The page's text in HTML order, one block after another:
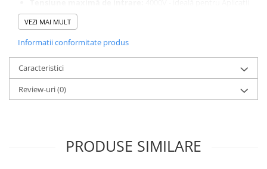
Tehnice Exigente.
Timp de acumulare:
Structură:mufă BNC pentru conectare rapidă și sigură.
Fiabilitate și Conectivitate
Construită pentru stabilitate și precizie, sonda GE.3421 dispune
de o
impedanță de intrare de 100MΩ - C: 5pF
măsurători exacte fără a perturba circuitul testat.
utilizat și de manevrat în diverse scenarii de testare.
Aplicații Diverse
VEZI MAI MULT
Informatii conformitate produs
Caracteristici
Review-uri(0)
PRODUSE SIMILARE